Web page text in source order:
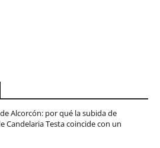
Alcorcón: por qué la subida de
Candelaria Testa coincide con un